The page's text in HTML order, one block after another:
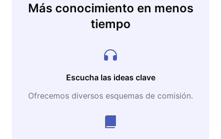
Más conocimiento en menos
tiempo
Escucha las ideas clave
Ofrecemos diversos esquemas de comisión.